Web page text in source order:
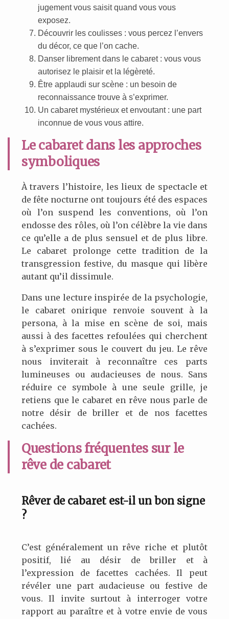
jugement vous saisit quand vous vous
exposez.
Découvrir les coulisses : vous percez l’envers
du décor, ce que l’on cache.
Danser librement dans le cabaret : vous vous
autorisez le plaisir et la légèreté.
Être applaudi sur scène : un besoin de
reconnaissance trouve à s’exprimer.
Un cabaret mystérieux et envoutant : une part
inconnue de vous vous attire.
Le cabaret dans les approches
symboliques
À travers l’histoire, les lieux de spectacle et
de fête nocturne ont toujours été des espaces
où l’on suspend les conventions, où l’on
endosse des rôles, où l’on célèbre la vie dans
ce qu’elle a de plus sensuel et de plus libre.
Le cabaret prolonge cette tradition de la
transgression festive, du masque qui libère
autant qu’il dissimule.
Dans une lecture inspirée de la psychologie,
le cabaret onirique renvoie souvent à la
persona, à la mise en scène de soi, mais
aussi à des facettes refoulées qui cherchent
à s’exprimer sous le couvert du jeu. Le rêve
nous inviterait à reconnaître ces parts
lumineuses ou audacieuses de nous. Sans
réduire ce symbole à une seule grille, je
retiens que le cabaret en rêve nous parle de
notre désir de briller et de nos facettes
cachées.
Questions fréquentes sur le
rêve de cabaret
Rêver de cabaret est-il un bon signe
?
C’est généralement un rêve riche et plutôt
positif, lié au désir de briller et à
l’expression de facettes cachées. Il peut
révéler une part audacieuse ou festive de
vous. Il invite surtout à interroger votre
rapport au paraître et à votre envie de vous